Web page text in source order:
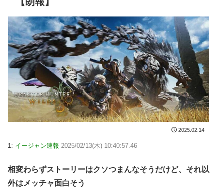
2025.02.14
1: イージャン速報 2025/02/13(木) 10:40:57.46
相変わらずストーリーはクソつまんなそうだけど、それ以
外はメッチャ面白そう